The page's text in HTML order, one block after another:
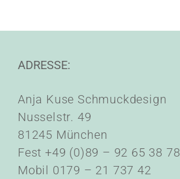
ADRESSE:
Anja Kuse Schmuckdesign
Nusselstr. 49
81245 München
Fest +49 (0)89 – 92 65 38 78
Mobil 0179 – 21 737 42